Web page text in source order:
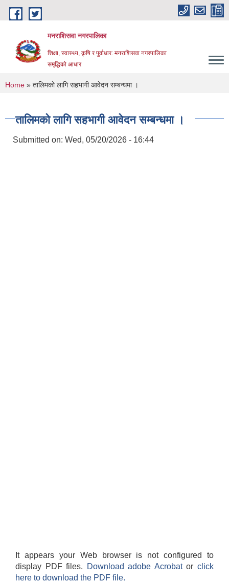
Skip to main content
मनराशिसवा नगरपालिका
शिक्षा, स्वास्थ्य, कृषि र पुर्वाधार: मनराशिसवा नगरपालिका
समृद्धिको आधार
You are here
Home » तालिमको लागि सहभागी आवेदन सम्बन्धमा ।
तालिमको लागि सहभागी आवेदन सम्बन्धमा ।
Submitted on: Wed, 05/20/2026 - 16:44
It appears your Web browser is not configured to
display PDF files.
Download adobe Acrobatorclick
here to download the PDF file.